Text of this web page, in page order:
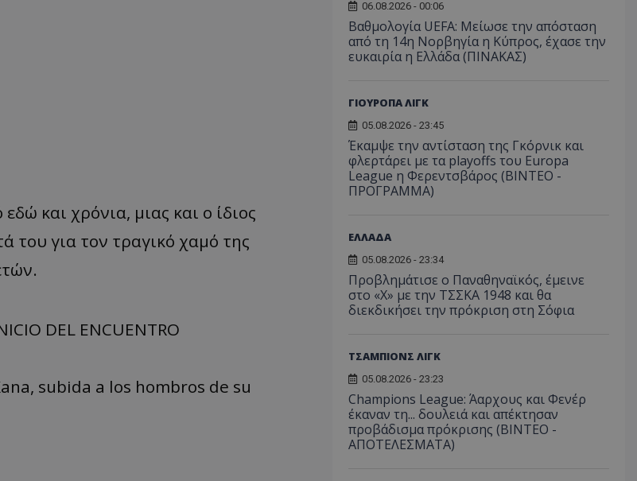
και χρόνια, μιας και ο ίδιος
του για τον τραγικό χαμό της
DEL ENCUENTRO
subida a los hombros de su
06.08.2026 - 00:06
Βαθμολογία UEFA: Μείωσε την απόσταση
από τη 14η Νορβηγία η Κύπρος, έχασε την
ευκαιρία η Ελλάδα (ΠΙΝΑΚΑΣ)
ΓΙΟΥΡΟΠΑ ΛΙΓΚ
05.08.2026 - 23:45
Έκαμψε την αντίσταση της Γκόρνικ και
φλερτάρει με τα playoffs του Europa
League η Φερεντσβάρος (ΒΙΝΤΕΟ -
ΠΡΟΓΡΑΜΜΑ)
ΕΛΛΑΔΑ
05.08.2026 - 23:34
Προβλημάτισε ο Παναθηναϊκός, έμεινε
στο «Χ» με την ΤΣΣΚΑ 1948 και θα
διεκδικήσει την πρόκριση στη Σόφια
ΤΣΑΜΠΙΟΝΣ ΛΙΓΚ
05.08.2026 - 23:23
Champions League: Άαρχους και Φενέρ
έκαναν τη... δουλειά και απέκτησαν
προβάδισμα πρόκρισης (ΒΙΝΤΕΟ -
ΑΠΟΤΕΛΕΣΜΑΤΑ)